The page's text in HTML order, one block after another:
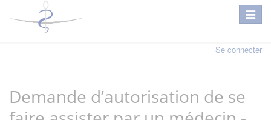
Se connecter
Demande d’autorisation de se